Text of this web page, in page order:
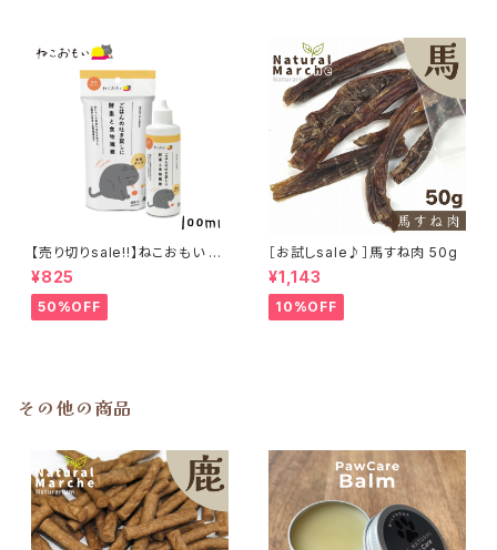
【売り切りsale!!】ねこおもい 猫
ご飯の吐き戻しに 酵素と食物繊
維 100ml
¥825
50%OFF
［お試しsale♪］馬すね肉 50g
¥1,143
10%OFF
その他の商品